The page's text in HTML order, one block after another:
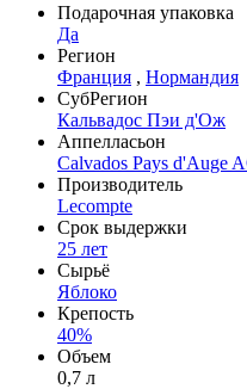
Подарочная упаковка
Да
Регион
Франция , Нормандия
СубРегион
Кальвадос Пэи д'Ож
Аппелласьон
Calvados Pays d'Auge
Производитель
Lecompte
Срок выдержки
25 лет
Сырьё
Яблоко
Крепость
40%
Объем
0,7 л